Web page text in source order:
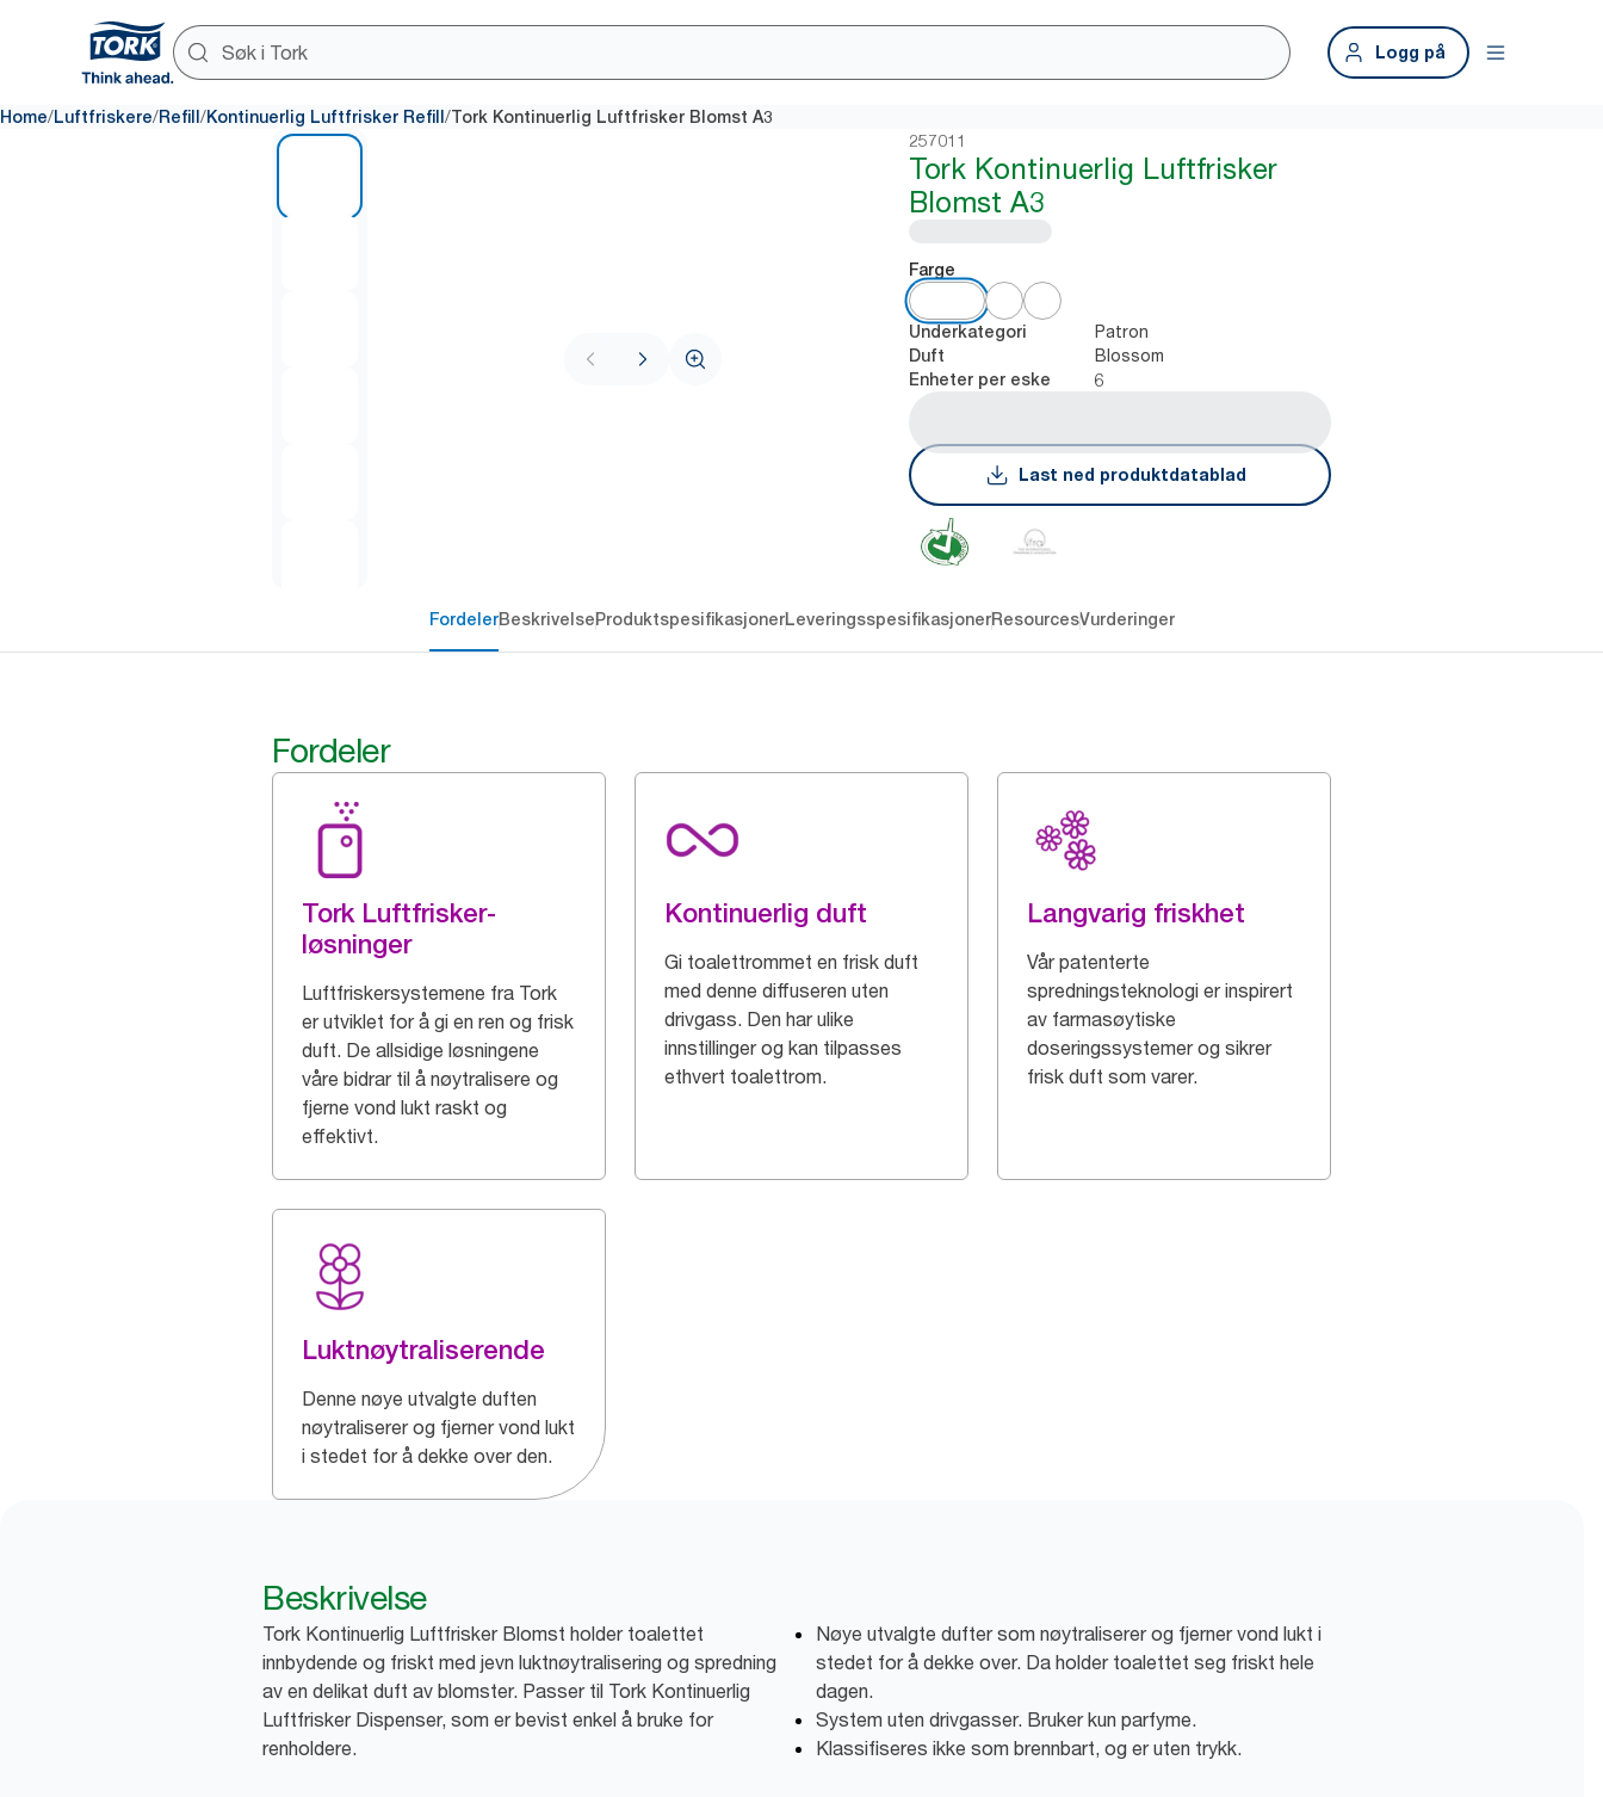
Logg på
Home/Luftfriskere/Refill /Kontinuerlig Luftfrisker Refill /Tork Kontinuerlig Luftfrisker Blomst A3
257011
Tork Kontinuerlig Luftfrisker
Blomst A3
Farge
Underkategori Patron
Duft Blossom
Enheter per eske 6
Last ned produktdatablad
FordelerBeskrivelseProduktspesifikasjonerLeveringsspesifikasjonerResourcesVurderinger
Fordeler
Tork Luftfrisker-
løsninger
Luftfriskersystemene fra Tork
er utviklet for å gi en ren og frisk
duft. De allsidige løsningene
våre bidrar til å nøytralisere og
fjerne vond lukt raskt og
effektivt.
Kontinuerlig duft
Gi toalettrommet en frisk duft
med denne diffuseren uten
drivgass. Den har ulike
innstillinger og kan tilpasses
ethvert toalettrom.
Langvarig friskhet
Vår patenterte
spredningsteknologi er inspirert
av farmasøytiske
doseringssystemer og sikrer
frisk duft som varer.
Luktnøytraliserende
Denne nøye utvalgte duften
nøytraliserer og fjerner vond lukt
i stedet for å dekke over den.
Beskrivelse
Tork Kontinuerlig Luftfrisker Blomst holder toalettet
innbydende og friskt med jevn luktnøytralisering og spredning
av en delikat duft av blomster. Passer til Tork Kontinuerlig
Luftfrisker Dispenser, som er bevist enkel å bruke for
renholdere.
Nøye utvalgte dufter som nøytraliserer og fjerner vond lukt i
stedet for å dekke over. Da holder toalettet seg friskt hele
dagen.
System uten drivgasser. Bruker kun parfyme.
Klassifiseres ikke som brennbart, og er uten trykk.